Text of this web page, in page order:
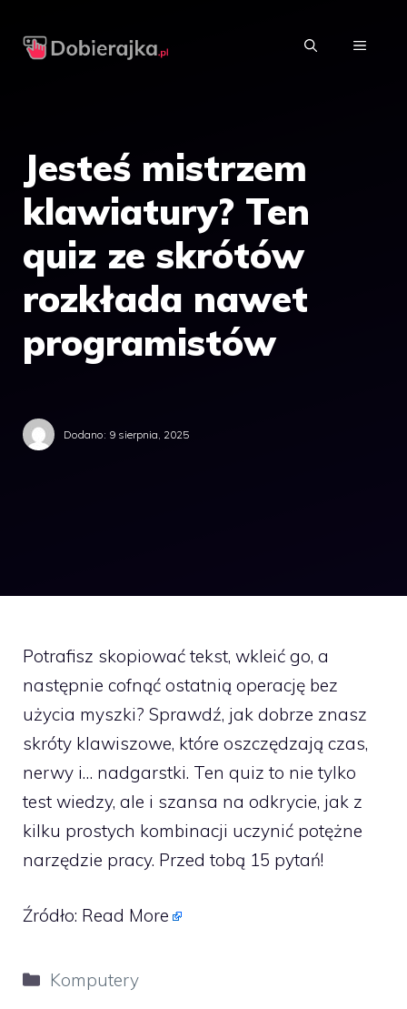
MENU
Jesteś mistrzem
klawiatury? Ten
quiz ze skrótów
rozkłada nawet
programistów
Dodano: 9 sierpnia, 2025
Potrafisz skopiować tekst, wkleić go, a
następnie cofnąć ostatnią operację bez
użycia myszki? Sprawdź, jak dobrze znasz
skróty klawiszowe, które oszczędzają czas,
nerwy i… nadgarstki. Ten quiz to nie tylko
test wiedzy, ale i szansa na odkrycie, jak z
kilku prostych kombinacji uczynić potężne
narzędzie pracy. Przed tobą 15 pytań!
Źródło: Read More
Kategorie
Komputery